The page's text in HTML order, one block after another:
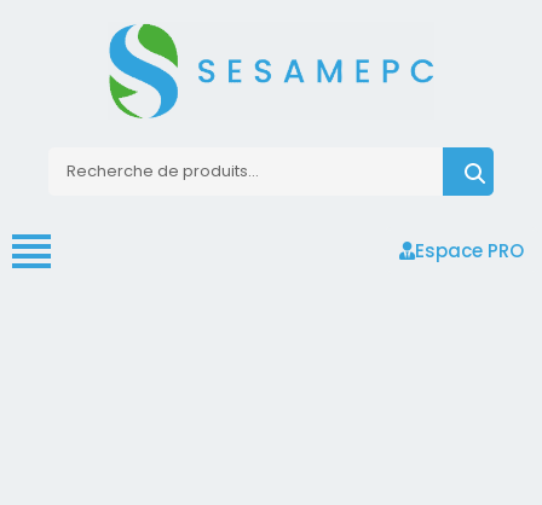
Espace PRO